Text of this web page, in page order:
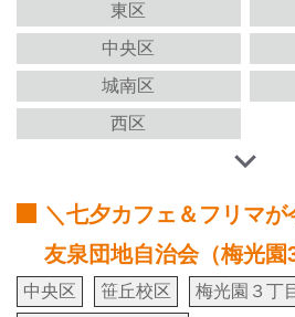
東区
中央区
城南区
西区
＼七夕カフェ＆フリマ
友泉団地自治会（梅光園
中央区 笹丘校区
梅光園３丁